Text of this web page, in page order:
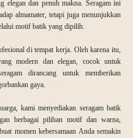
elegan dan penuh makna. Seragam ini
almamater, tetapi juga menunjukkan
motif batik yang dipilih.
di tempat kerja. Oleh karena itu,
modern dan elegan, cocok untuk
dirancang untuk memberikan
gaya.
kami menyediakan seragam batik
berbagai pilihan motif dan warna,
momen kebersamaan Anda semakin